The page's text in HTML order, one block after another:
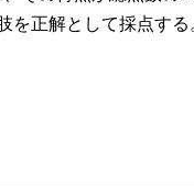
正解として採点する